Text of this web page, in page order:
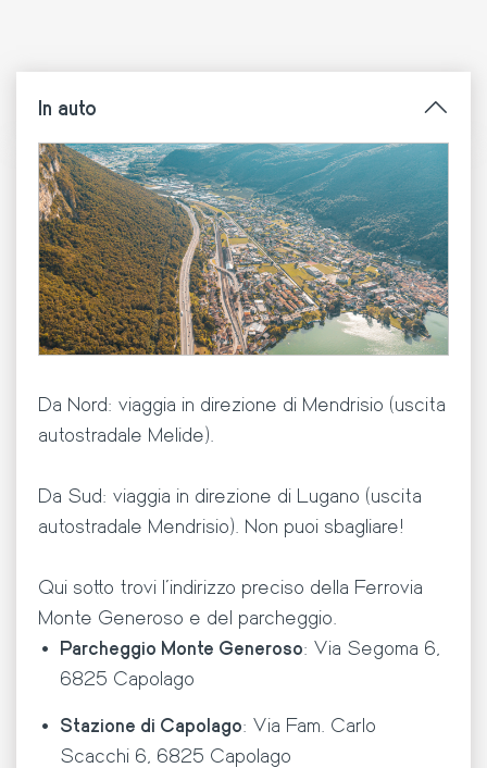
In auto
Da Nord: viaggia in direzione di Mendrisio (uscita
autostradale Melide).
Da Sud: viaggia in direzione di Lugano (uscita
autostradale Mendrisio). Non puoi sbagliare!
Qui sotto trovi l’indirizzo preciso della Ferrovia
Monte Generoso e del parcheggio.
Parcheggio Monte Generoso: Via Segoma 6,
6825 Capolago
Stazione di Capolago: Via Fam. Carlo
Scacchi 6, 6825 Capolago